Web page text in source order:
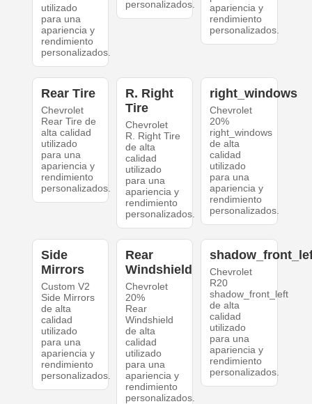
utilizado
para una
apariencia y
rendimiento
personalizados.
personalizados.
apariencia y
rendimiento
personalizados.
Rear Tire
Chevrolet
Rear Tire de
alta calidad
utilizado
para una
apariencia y
rendimiento
personalizados.
R. Right
Tire
Chevrolet
R. Right Tire
de alta
calidad
utilizado
para una
apariencia y
rendimiento
personalizados.
right_windows
Chevrolet
20%
right_windows
de alta
calidad
utilizado
para una
apariencia y
rendimiento
personalizados.
Side
Mirrors
Custom V2
Side Mirrors
de alta
calidad
utilizado
para una
apariencia y
rendimiento
personalizados.
Rear
Windshield
Chevrolet
20%
Rear
Windshield
de alta
calidad
utilizado
para una
apariencia y
rendimiento
personalizados.
Chevrolet
R20
shadow_front_left
de alta
calidad
utilizado
para una
apariencia y
rendimiento
personalizados.